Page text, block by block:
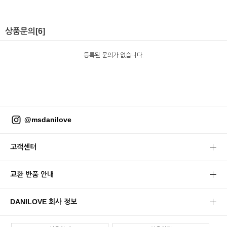
상품문의 [6]
등록된 문의가 없습니다.
@msdanilove
고객센터
교환 반품 안내
DANILOVE 회사 정보